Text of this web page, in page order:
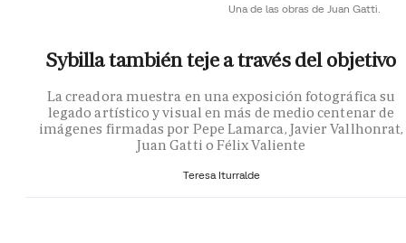
Una de las obras de Juan Gatti.
Sybilla también teje a través del objetivo
La creadora muestra en una exposición fotográfica su
legado artístico y visual en más de medio centenar de
imágenes firmadas por Pepe Lamarca, Javier Vallhonrat,
Juan Gatti o Félix Valiente
Teresa Iturralde